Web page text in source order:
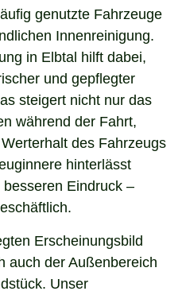
genutzte Fahrzeuge
Innenreinigung.
in Elbtal hilft dabei,
und gepflegter
steigert nicht nur das
während der Fahrt,
des Fahrzeugs
hinterlässt
Eindruck –
Erscheinungsbild
auch der Außenbereich
Unser